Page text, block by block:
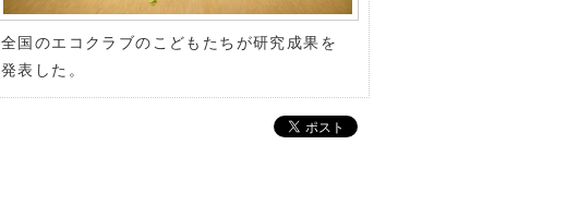
全国のエコクラブのこどもたちが研究成果を
発表した。